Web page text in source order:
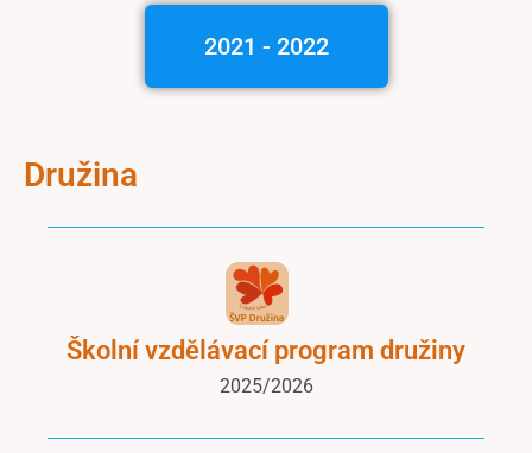
2021 - 2022
Družina
Školní vzdělávací program družiny
2025/2026